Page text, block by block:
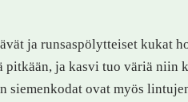
ja runsaspölytteiset kukat
pitkään, ja kasvi tuo väriä niin
ovat myös